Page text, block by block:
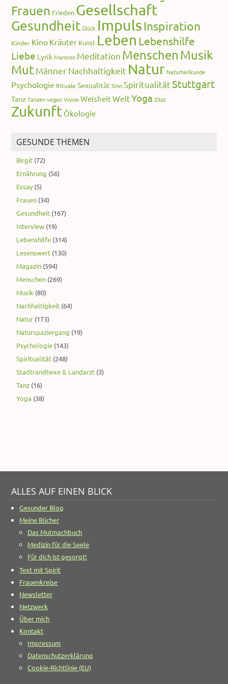
Frauen Frieden Gesellschaft
Gesundheit Glück Impuls Inspiration
Kinder Kino Kräuter Kunst Leben Lebenshilfe
Liebe Lyrik Mantren Meditation Menschen Musik
Mut MännerNachhaltigkeit Natur Naturheilkunde
Psychologie Rituale Sexualität Sinn SpiritualitätStuttgart
Tanz Tanzen vegan Vision WeisheitWeltYoga Zitat
Zukunft Ökologie
GESUNDE THEMEN
Birgit (72)
Ernährung (56)
Essay (5)
Frauen (34)
Gesundheit (167)
Interview (19)
Lebenshilfe (314)
Lesenswert (130)
Magazin (594)
Menschen (269)
Musik (80)
Nachhaltigkeit (64)
Natur (173)
Naturspaziergang (19)
Psychologie (143)
Spiritualität (248)
Stadtrandhexe & Landarzt (3)
Tanz (16)
Yoga (38)
ALLES AUF EINEN BLICK
Gesunder Blog
Meine Bücher
Das Mutmachbuch
Medizin für die Seele
Für dich ist gesorgt!
Text mit Spirit
Frauenkreise
Newsletter
Netzwerk
Über mich
Kontakt
Impressum
Datenschutzerklärung
Cookie-Richtlinie (EU)